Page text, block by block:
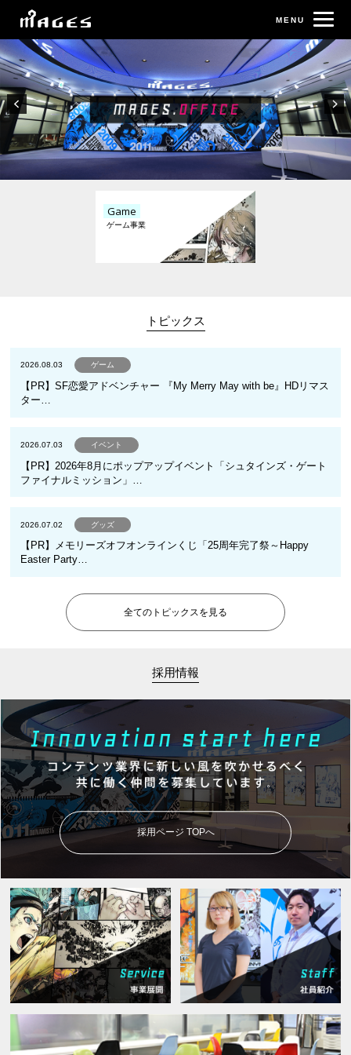
Game
トピックス
2026.08.03 ゲーム
【PR】SF恋愛アドベンチャー 『My Merry May with be』HDリマス
ター…
2026.07.03 イベント
【PR】2026年8月にポップアップイベント「シュタインズ・ゲート
ファイナルミッション」…
2026.07.02 グッズ
【PR】メモリーズオフオンラインくじ「25周年完了祭～Happy
Easter Party…
全てのトピックスを見る
採用情報
採用ページ TOPへ